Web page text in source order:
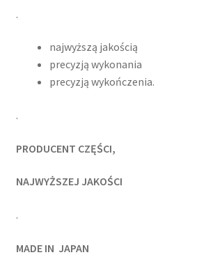
.
najwyższą jakością
precyzją wykonania
precyzją wykończenia.
.
PRODUCENT CZĘŚCI,
NAJWYŻSZEJ JAKOŚCI
.
MADE IN JAPAN